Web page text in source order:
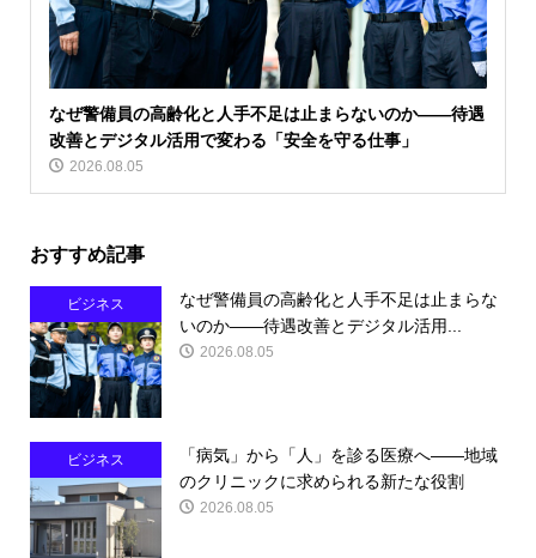
なぜ警備員の高齢化と人手不足は止まらないのか――待遇
改善とデジタル活用で変わる「安全を守る仕事」
2026.08.05
おすすめ記事
ビジネス
なぜ警備員の高齢化と人手不足は止まらな
いのか――待遇改善とデジタル活用...
2026.08.05
ビジネス
「病気」から「人」を診る医療へ――地域
のクリニックに求められる新たな役割
2026.08.05